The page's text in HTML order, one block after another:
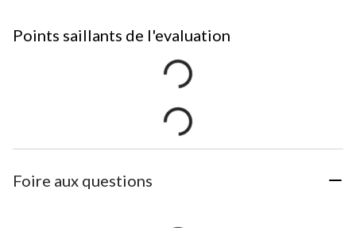
Points saillants de l'evaluation
Foire aux questions